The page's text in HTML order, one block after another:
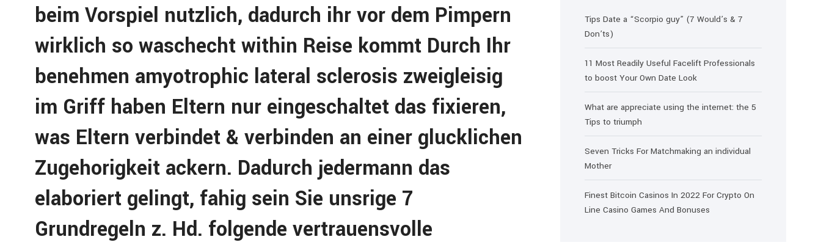
beim Vorspiel nutzlich, dadurch ihr vor dem Pimpern
wirklich so waschecht within Reise kommt Durch Ihr
benehmen amyotrophic lateral sclerosis zweigleisig
im Griff haben Eltern nur eingeschaltet das fixieren,
was Eltern verbindet & verbinden an einer glucklichen
Zugehorigkeit ackern. Dadurch jedermann das
elaboriert gelingt, fahig sein Sie unsrige 7
Grundregeln z. Hd. folgende vertrauensvolle
Tips Date a “Scorpio guy” (7 Would’s & 7
Don’ts)
11 Most Readily Useful Facelift Professionals
to boost Your Own Date Look
What are appreciate using the internet: the 5
Tips to triumph
Seven Tricks For Matchmaking an individual
Mother
Finest Bitcoin Casinos In 2022 For Crypto On
Line Casino Games And Bonuses